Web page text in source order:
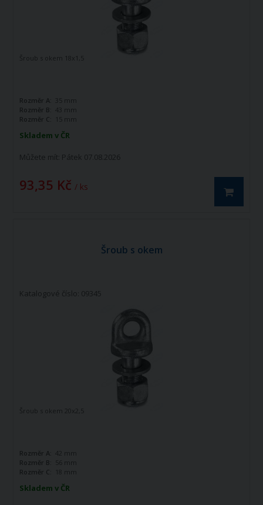
Skladem v ČR
Můžete mít: Pátek 07.08.2026
93,35 Kč / ks
Šroub s okem 18x1,5
Rozměr A:
35 mm
Rozměr B:
43 mm
Rozměr C:
15 mm
Šroub s okem
Katalogové číslo: 09345
Skladem v ČR
Šroub s okem 20x2,5
Rozměr A:
42 mm
Rozměr B:
56 mm
Rozměr C:
18 mm